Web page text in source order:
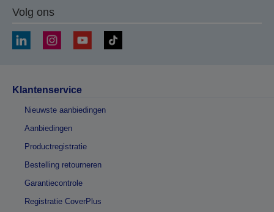
Volg ons
Klantenservice
Nieuwste aanbiedingen
Aanbiedingen
Productregistratie
Bestelling retourneren
Garantiecontrole
Registratie CoverPlus